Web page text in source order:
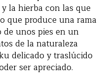
la hierba con las que
que produce una rama
unos pies en un
de la naturaleza
delicado y traslúcido
ser apreciado.